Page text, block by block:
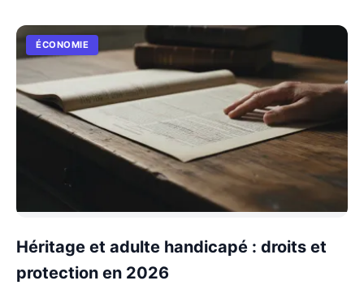
ÉCONOMIE
Héritage et adulte handicapé : droits et
protection en 2026